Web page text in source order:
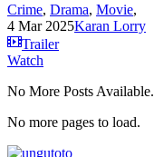
Crime, Drama, Movie,
4 Mar 2025Karan Lorry
Trailer
Watch
No More Posts Available.
No more pages to load.